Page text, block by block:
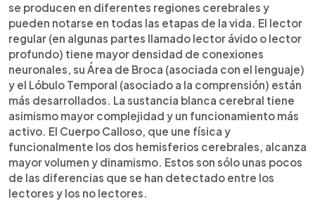
se producen en diferentes regiones cerebrales y
pueden notarse en todas las etapas de la vida. El lector
regular (en algunas partes llamado lector ávido o lector
profundo) tiene mayor densidad de conexiones
neuronales, su Área de Broca (asociada con el lenguaje)
y el Lóbulo Temporal (asociado a la comprensión) están
más desarrollados. La sustancia blanca cerebral tiene
asimismo mayor complejidad y un funcionamiento más
activo. El Cuerpo Calloso, que une física y
funcionalmente los dos hemisferios cerebrales, alcanza
mayor volumen y dinamismo. Estos son sólo unas pocos
de las diferencias que se han detectado entre los
lectores y los no lectores.